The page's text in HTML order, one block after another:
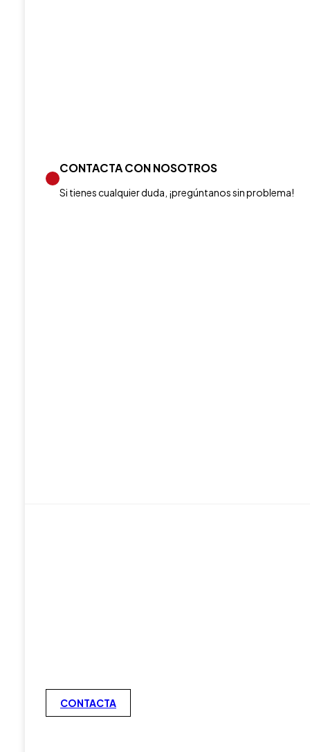
CONTACTA CON NOSOTROS
Si tienes cualquier duda, ¡pregúntanos sin problema!
CONTACTA